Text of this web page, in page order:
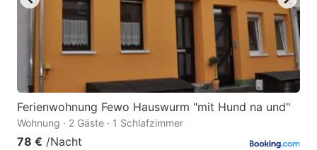
Ferienwohnung Fewo Hauswurm "mit Hund na und"
Wohnung · 2 Gäste · 1 Schlafzimmer
78 € /Nacht